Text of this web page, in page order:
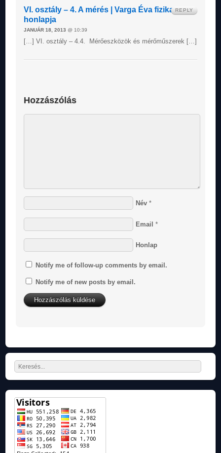
VI. osztály – 4. A mérés | Varga Éva fizika
honlapja
JANUÁR 18, 2013 @ 10:39
[…] VI. osztály – 4.4. Mérőeszközök és mérőműszerek […]
REPLY
Hozzászólás
Név *
Email *
Honlap
Notify me of follow-up comments by email.
Notify me of new posts by email.